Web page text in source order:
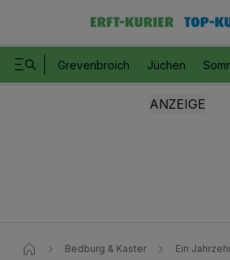
Grevenbroich Jüchen
Bedburg & Kaster Ein